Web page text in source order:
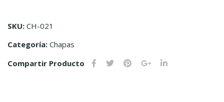
SKU: CH-021
Categoría: Chapas
Compartir Producto